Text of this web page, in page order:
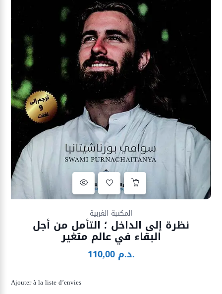
المكتبة الغربية
نظرة إلى الداخل ؛ التأمل من أجل
البقاء في عالم متغير
110,00 د.م.
Ajouter à la liste d’envies